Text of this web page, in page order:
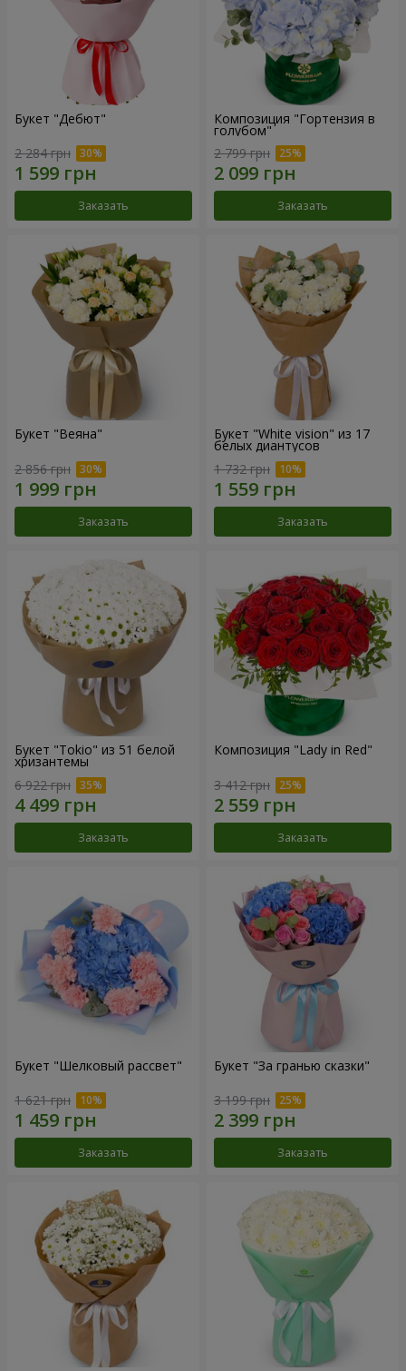
Букет "Дебют"
2 284 грн
Заказать
Композиция "Гортензия в
голубом"
2 799 грн
Заказать
Букет "Веяна"
2 856 грн
Заказать
Букет "White vision" из 17
белых диантусов
1 732 грн
Заказать
Букет "Tokio" из 51 белой
хризантемы
6 922 грн
Заказать
Композиция "Lady in Red"
3 412 грн
Заказать
Букет "Шелковый рассвет"
1 621 грн
Заказать
Букет "За гранью сказки"
3 199 грн
Заказать